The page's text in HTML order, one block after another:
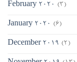
February 2020 (3)
January 2020 (6)
December 2019 (2)